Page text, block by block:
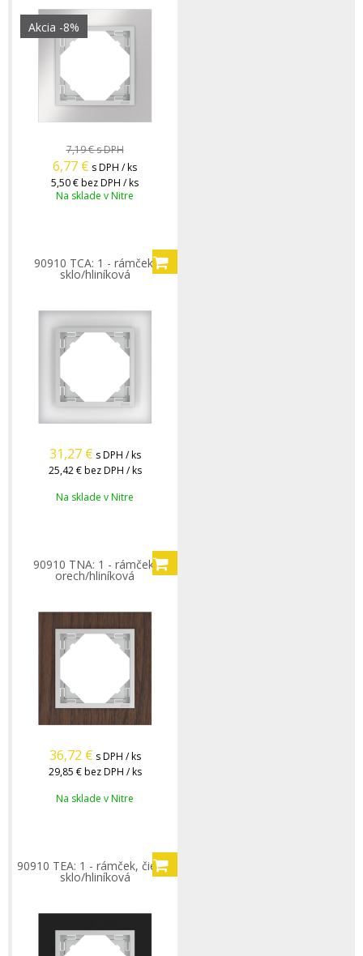
Akcia -8%
7,19 €s DPH
6,77 € s DPH / ks
5,50 €bez DPH / ks
Na sklade v Nitre
90910 TCA: 1 - rámček,
sklo/hliníková
31,27 € s DPH / ks
25,42 € bez DPH / ks
Na sklade v Nitre
90910 TNA: 1 - rámček,
orech/hliníková
36,72 € s DPH / ks
29,85 € bez DPH / ks
Na sklade v Nitre
90910 TEA: 1 - rámček, čierne
sklo/hliníková